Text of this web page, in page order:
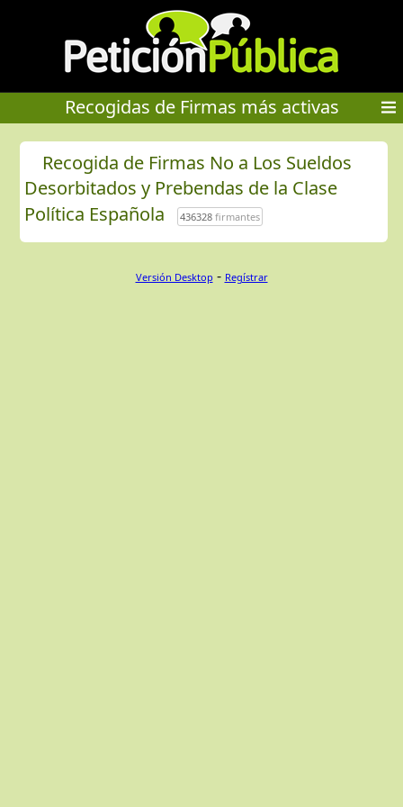
Recogidas de Firmas más activas
Recogida de Firmas No a Los Sueldos
Desorbitados y Prebendas de la Clase
Política Española
436328firmantes
Versión Desktop - Regístrar